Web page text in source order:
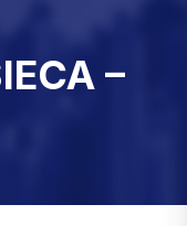
–